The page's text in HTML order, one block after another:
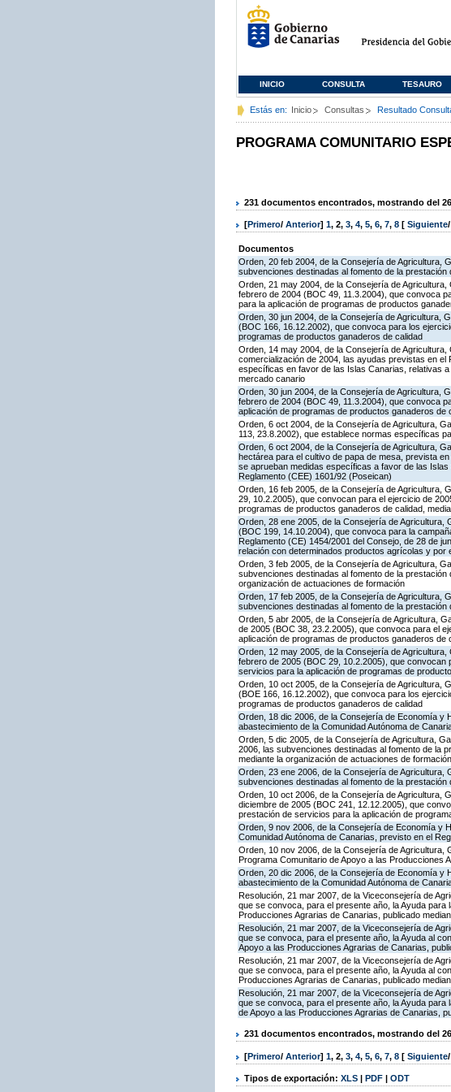
INICIO CONSULTA TESAURO
Estás en: Inicio Consultas Resultado
PROGRAMA COMUNITARIO
231 documentos encontrados, mostrando del
[Primero/ Anterior] 1, 2, 3, 4, 5, 6, 7, 8 [ Siguiente/
Documentos
Orden, 20 feb 2004, de la Consejería de Agricultura,
subvenciones destinadas al fomento de la
Orden, 21 may 2004, de la Consejería de
febrero de 2004 (BOC 49, 11.3.2004), que convoca
para la aplicación de programas de productos
Orden, 30 jun 2004, de la Consejería de Agricultura,
(BOC 166, 16.12.2002), que convoca para los
programas de productos ganaderos de calidad
Orden, 14 may 2004, de la Consejería de
comercialización de 2004, las ayudas previstas en el
específicas en favor de las Islas Canarias, relativas
mercado canario
Orden, 30 jun 2004, de la Consejería de Agricultura,
febrero de 2004 (BOC 49, 11.3.2004), que convoca
aplicación de programas de productos ganaderos de
Orden, 6 oct 2004, de la Consejería de Agricultura,
113, 23.8.2002), que establece normas específicas
Orden, 6 oct 2004, de la Consejería de Agricultura,
hectárea para el cultivo de papa de mesa, prevista
se aprueban medidas específicas a favor de las
Reglamento (CEE) 1601/92 (Poseican)
Orden, 16 feb 2005, de la Consejería de Agricultura,
29, 10.2.2005), que convocan para el ejercicio de
programas de productos ganaderos de calidad,
Orden, 28 ene 2005, de la Consejería de
(BOC 199, 14.10.2004), que convoca para la
Reglamento (CE) 1454/2001 del Consejo, de 28 de
relación con determinados productos agrícolas y por
Orden, 3 feb 2005, de la Consejería de Agricultura,
subvenciones destinadas al fomento de la
organización de actuaciones de formación
Orden, 17 feb 2005, de la Consejería de Agricultura,
subvenciones destinadas al fomento de la
Orden, 5 abr 2005, de la Consejería de Agricultura,
de 2005 (BOC 38, 23.2.2005), que convoca para el
aplicación de programas de productos ganaderos de
Orden, 12 may 2005, de la Consejería de
febrero de 2005 (BOC 29, 10.2.2005), que
servicios para la aplicación de programas de
Orden, 10 oct 2005, de la Consejería de Agricultura,
(BOE 166, 16.12.2002), que convoca para los
programas de productos ganaderos de calidad
Orden, 18 dic 2006, de la Consejería de Economía y
abastecimiento de la Comunidad Autónoma de
Orden, 5 dic 2005, de la Consejería de Agricultura,
2006, las subvenciones destinadas al fomento de la
mediante la organización de actuaciones de formación
Orden, 23 ene 2006, de la Consejería de
subvenciones destinadas al fomento de la
Orden, 10 oct 2006, de la Consejería de Agricultura,
diciembre de 2005 (BOC 241, 12.12.2005), que
prestación de servicios para la aplicación de
Orden, 9 nov 2006, de la Consejería de Economía y
Comunidad Autónoma de Canarias, previsto en el
Orden, 10 nov 2006, de la Consejería de Agricultura,
Programa Comunitario de Apoyo a las Producciones
Orden, 20 dic 2006, de la Consejería de Economía y
abastecimiento de la Comunidad Autónoma de
Resolución, 21 mar 2007, de la Viceconsejería de
que se convoca, para el presente año, la Ayuda para
Producciones Agrarias de Canarias, publicado
Resolución, 21 mar 2007, de la Viceconsejería de
que se convoca, para el presente año, la Ayuda al
Apoyo a las Producciones Agrarias de Canarias,
Resolución, 21 mar 2007, de la Viceconsejería de
que se convoca, para el presente año, la Ayuda al
Producciones Agrarias de Canarias, publicado
Resolución, 21 mar 2007, de la Viceconsejería de
que se convoca, para el presente año, la Ayuda
de Apoyo a las Producciones Agrarias de Canarias,
231 documentos encontrados, mostrando del
[Primero/ Anterior] 1, 2, 3, 4, 5, 6, 7, 8 [ Siguiente/
Tipos de exportación: XLS | PDF | ODT